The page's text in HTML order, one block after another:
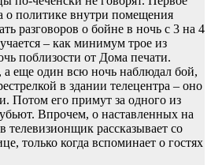
о политике внутри помещения
разговоров о бойне в ночь с 3 на 4
– как минимум трое из
поблизости от Дома печати.
а еще один всю ночь наблюдал бой,
в здании телецентра – оно
Потом его примут за одного из
Впрочем, о наставленных на
телевизионщик рассказывает со
только когда вспоминает о гостях